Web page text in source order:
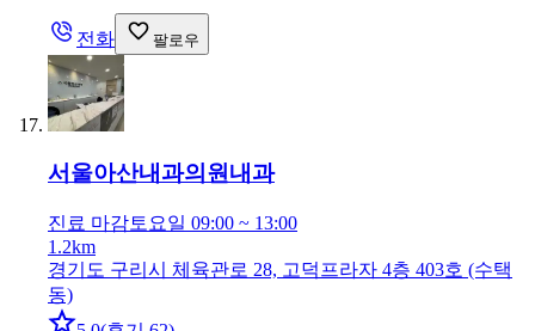
전화 팔로우
서울아산내과의원내과
진료 마감토요일 09:00 ~ 13:00
1.2km
경기도 구리시 체육관로 28, 고덕프라자 4층 403호 (수택
동)